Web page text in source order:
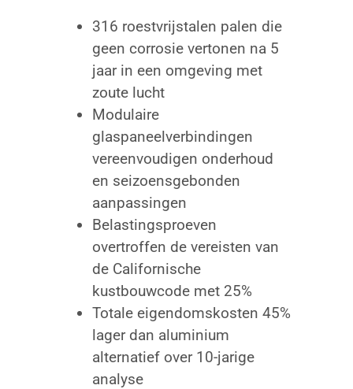
316 roestvrijstalen palen die
geen corrosie vertonen na 5
jaar in een omgeving met
zoute lucht
Modulaire
glaspaneelverbindingen
vereenvoudigen onderhoud
en seizoensgebonden
aanpassingen
Belastingsproeven
overtroffen de vereisten van
de Californische
kustbouwcode met 25%
Totale eigendomskosten 45%
lager dan aluminium
alternatief over 10-jarige
analyse